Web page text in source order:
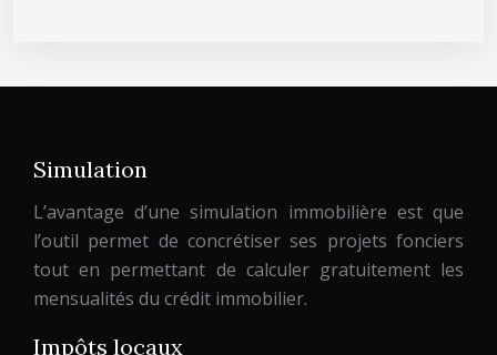
Simulation
L’avantage d’une simulation immobilière est que
l’outil permet de concrétiser ses projets fonciers
tout en permettant de calculer gratuitement les
mensualités du crédit immobilier.
Impôts locaux